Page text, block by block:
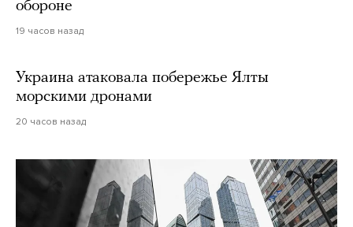
обороне
19 часов назад
Украина атаковала побережье Ялты
морскими дронами
20 часов назад